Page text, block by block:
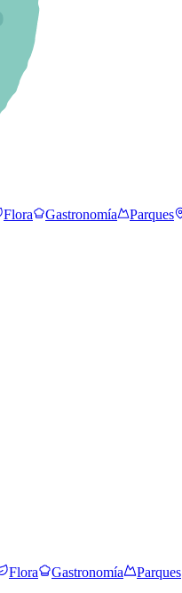
Flora Gastronomía Parques
Flora Gastronomía Parques